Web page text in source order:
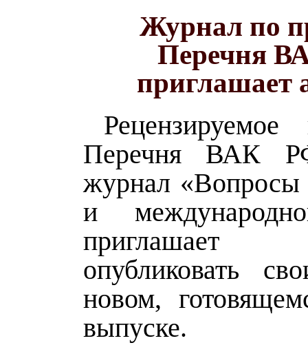
Журнал по
Перечня
приглашает
Перечня ВАК
журнал «Вопросы
и
приглашает
опубликовать
новом,
выпуске.